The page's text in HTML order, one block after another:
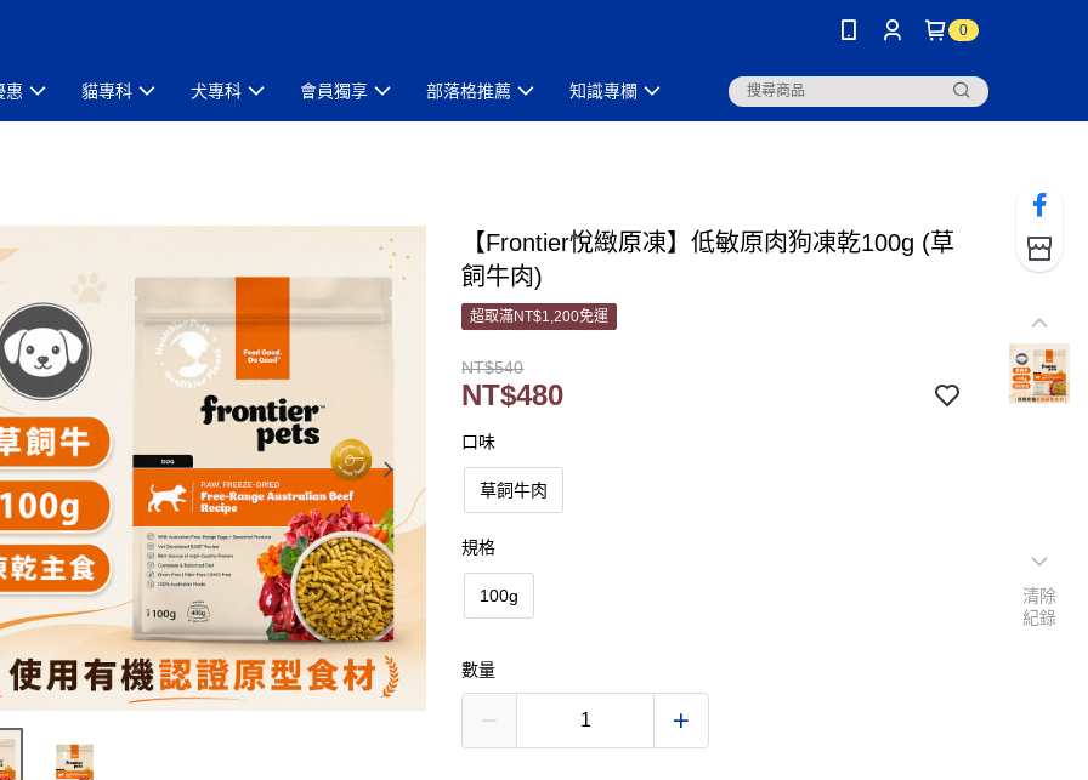
0
惠 貓專科 犬專科 會員獨享 部落格推薦 知識專欄
【Frontier悅緻原凍】低敏原肉狗凍乾100g (草
飼牛肉)
超取滿NT$1,200免運
NT$540
NT$480
口味
草飼牛肉
規格
100g
數量
清除
紀錄